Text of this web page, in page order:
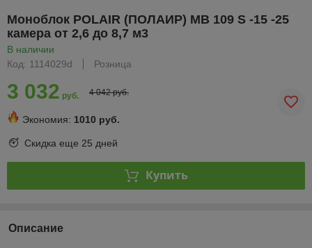
Моноблок POLAIR (ПОЛАИР) MB 109 S -15 -25
камера от 2,6 до 8,7 м3
В наличии
Код: 1114029d
Розница
3 032 руб. 4 042 руб.
Экономия: 1010 руб.
Скидка еще 25 дней
Купить
Описание